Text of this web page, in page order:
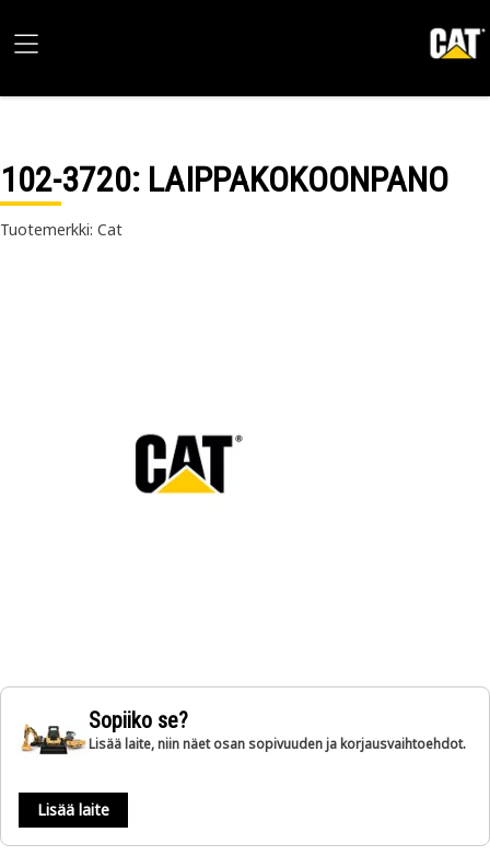
102-3720: LAIPPAKOKOONPANO
Tuotemerkki: Cat
Sopiiko se?
Lisää laite, niin näet osan sopivuuden ja korjausvaihtoehdot.
Lisää laite